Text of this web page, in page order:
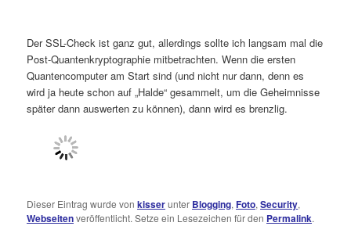
Der SSL-Check ist ganz gut, allerdings sollte ich langsam mal die
Post-Quantenkryptographie mitbetrachten. Wenn die ersten
Quantencomputer am Start sind (und nicht nur dann, denn es
wird ja heute schon auf „Halde“ gesammelt, um die Geheimnisse
später dann auswerten zu können), dann wird es brenzlig.
Dieser Eintrag wurde vonkisserunter Blogging,Foto,Security,
Webseitenveröffentlicht. Setze ein Lesezeichen für den Permalink.